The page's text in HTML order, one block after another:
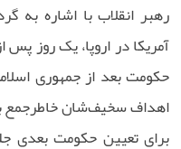
رهبر انقلاب با اشاره به
آمریکا در اروپا، یک روز
حکومت بعد از جمهوری
اهداف سخیف‌شان خاطرجمع
برای تعیین حکومت بعدی